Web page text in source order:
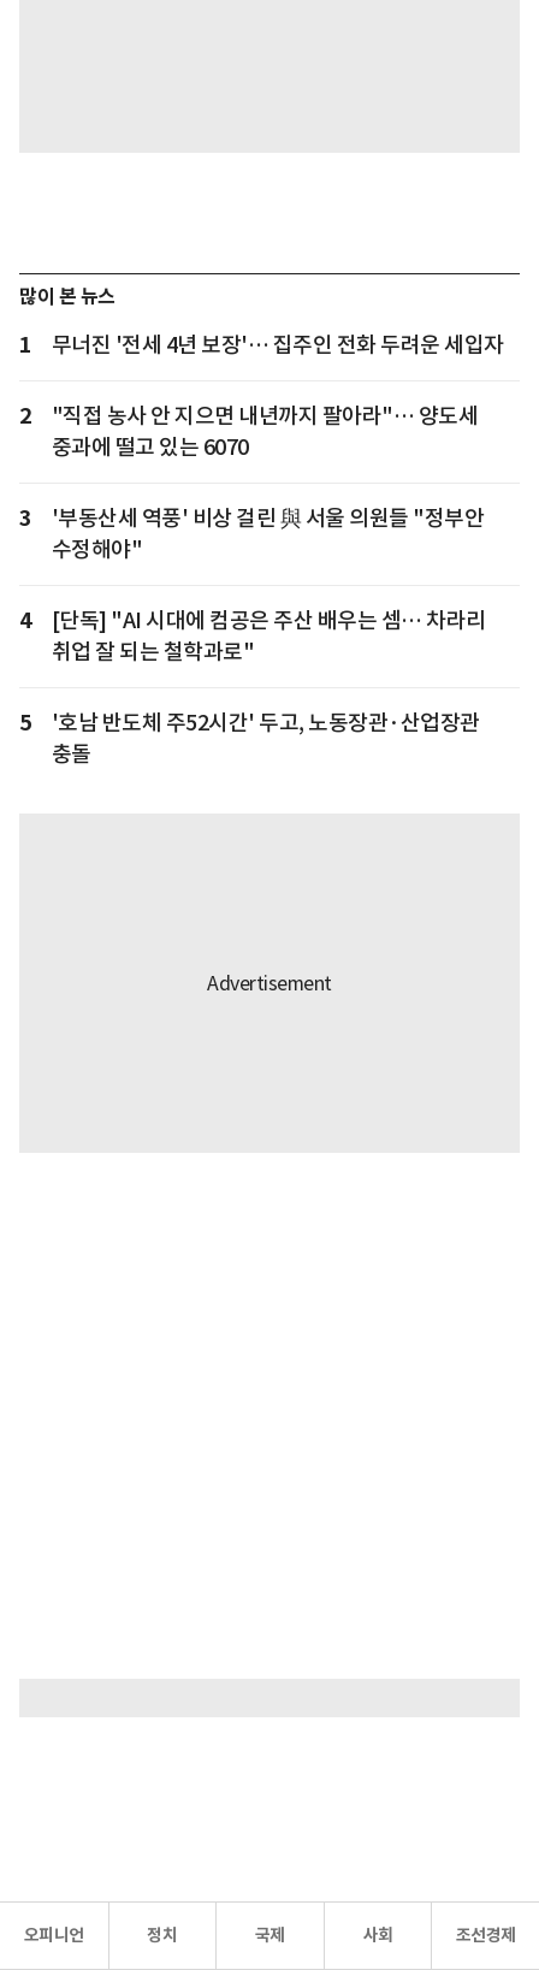
많이 본 뉴스
1 무너진 '전세 4년 보장'… 집주인 전화 두려운 세입자
2
"직접 농사 안 지으면 내년까지 팔아라"… 양도세
중과에 떨고 있는 6070
3
'부동산세 역풍' 비상 걸린 與 서울 의원들 "정부안
수정해야"
4
[단독] "AI 시대에 컴공은 주산 배우는 셈… 차라리
취업 잘 되는 철학과로"
5
'호남 반도체 주52시간' 두고, 노동장관·산업장관
충돌
오피니언 정치 국제 사회 조선경제